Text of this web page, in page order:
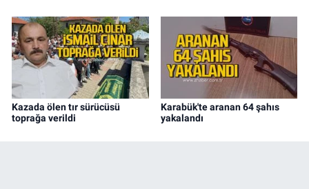
Kazada ölen tır sürücüsü
toprağa verildi
Karabük'te aranan 64 şahıs
yakalandı